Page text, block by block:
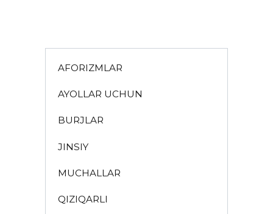
AFORIZMLAR
AYOLLAR UCHUN
BURJLAR
JINSIY
MUCHALLAR
QIZIQARLI